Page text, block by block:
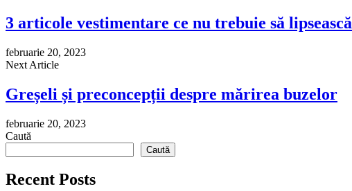
3 articole vestimentare ce nu trebuie să
februarie 20, 2023
Next Article
Greșeli și preconcepții despre mărirea buzelor
februarie 20, 2023
Caută
Caută
Recent Posts